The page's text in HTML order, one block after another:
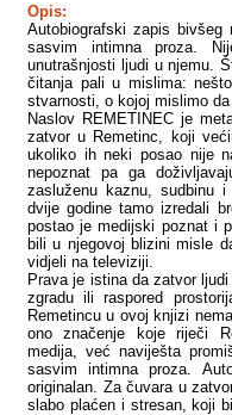
Opis:
Autobiografski zapis
sasvim intimna proza.
unutrašnjosti ljudi u njemu.
čitanja pali u mislima:
stvarnosti, o kojoj mislimo
Naslov REMETINEC je
zatvor u Remetinc, koji
ukoliko ih neki posao nije
nepoznat pa ga
zasluženu kaznu, sudbinu
dvije godine tamo izredali
postao je medijski poznat i
bili u njegovoj blizini misle
vidjeli na televiziji.
Prava je istina da zatvor
zgradu ili raspored
Remetincu u ovoj knjizi
ono značenje koje riječi
medija, već naviješta
sasvim intimna proza.
originalan. Za čuvara u
slabo plaćen i stresan, koji